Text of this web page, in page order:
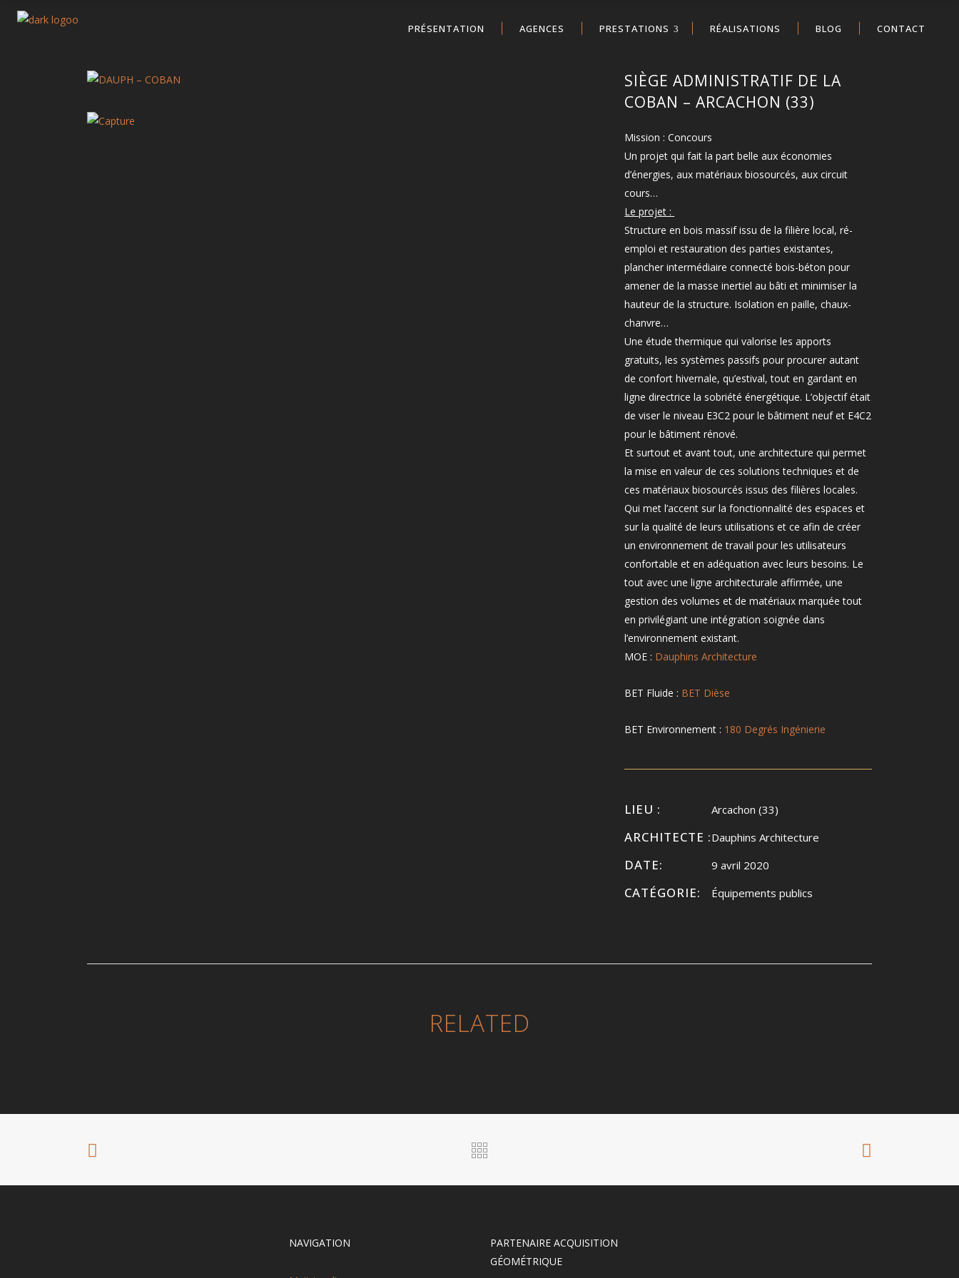
PRÉSENTATION AGENCES PRESTATIONS RÉALISATIONS BLOG CONTACT
SIÈGE ADMINISTRATIF DE LA
COBAN – ARCACHON (33)
Mission : Concours
Un projet qui fait la part belle aux économies
d’énergies, aux matériaux biosourcés, aux circuit
cours…
Le projet :
Structure en bois massif issu de la filière local, ré-
emploi et restauration des parties existantes,
plancher intermédiaire connecté bois-béton pour
amener de la masse inertiel au bâti et minimiser la
hauteur de la structure. Isolation en paille, chaux-
chanvre…
Une étude thermique qui valorise les apports
gratuits, les systèmes passifs pour procurer autant
de confort hivernale, qu’estival, tout en gardant en
ligne directrice la sobriété énergétique. L’objectif était
de viser le niveau E3C2 pour le bâtiment neuf et E4C2
pour le bâtiment rénové.
Et surtout et avant tout, une architecture qui permet
la mise en valeur de ces solutions techniques et de
ces matériaux biosourcés issus des filières locales.
Qui met l’accent sur la fonctionnalité des espaces et
sur la qualité de leurs utilisations et ce afin de créer
un environnement de travail pour les utilisateurs
confortable et en adéquation avec leurs besoins. Le
tout avec une ligne architecturale affirmée, une
gestion des volumes et de matériaux marquée tout
en privilégiant une intégration soignée dans
l’environnement existant.
MOE : Dauphins Architecture
BET Fluide : BET Dièse
BET Environnement : 180 Degrés Ingénierie
LIEU : Arcachon (33)
ARCHITECTE :Dauphins Architecture
DATE: 9 avril 2020
CATÉGORIE: Équipements publics
RELATED
NAVIGATION
PARTENAIRE ACQUISITION
GÉOMÉTRIQUE